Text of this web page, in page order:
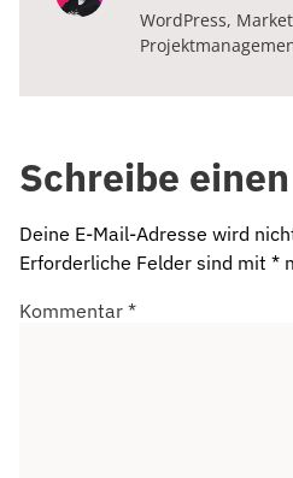
WordPress,
Schreibe
Deine E-Mail-Adresse wird
Erforderliche Felder sind mit *
Kommentar *